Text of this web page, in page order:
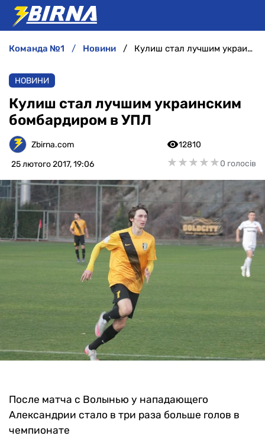
АНАЛІТИКА
ІНТЕРВ'Ю
РІЗНЕ
БУКМЕКЕРИ
команда №1 новини Кулиш стал лучшим украинским бомбардиром в УПЛ
НОВИНИ
Кулиш стал лучшим украинским
бомбардиром в УПЛ
Zbirna.com
25 лютого 2017, 19:06
12810
★★★★★
★★★★★0 голосів
После матча с Волынью у нападающего
Александрии стало в три раза больше голов в
чемпионате